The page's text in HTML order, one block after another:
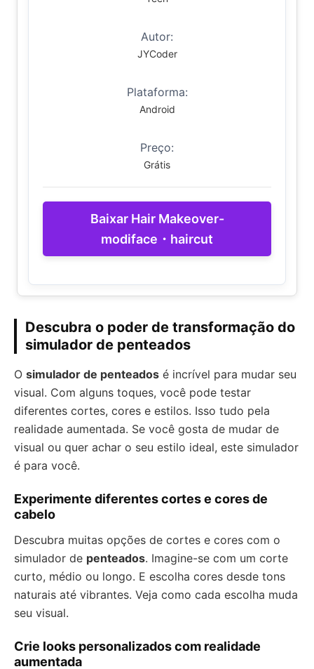
Autor:
JYCoder
Plataforma:
Android
Preço:
Grátis
Baixar Hair Makeover-
modiface・haircut
Descubra o poder de transformação do
simulador de penteados
O simulador de penteados é incrível para mudar seu
visual. Com alguns toques, você pode testar
diferentes cortes, cores e estilos. Isso tudo pela
realidade aumentada. Se você gosta de mudar de
visual ou quer achar o seu estilo ideal, este simulador
é para você.
Experimente diferentes cortes e cores de
cabelo
Descubra muitas opções de cortes e cores com o
simulador de penteados. Imagine-se com um corte
curto, médio ou longo. E escolha cores desde tons
naturais até vibrantes. Veja como cada escolha muda
seu visual.
Crie looks personalizados com realidade
aumentada